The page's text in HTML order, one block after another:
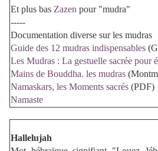
Et plus bas Zazen pour "mudra"
-----
Documentation diverse sur les mudras
Guide des 12 mudras indispensables
Les Mudras : La gestuelle sacrée pour
Mains de Bouddha. les mudras
Namaskars, les Moments sacrés (PDF)
Namaste
Hallelujah